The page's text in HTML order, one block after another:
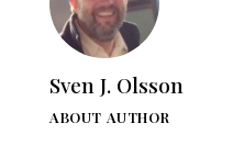
Sven J. Olsson
ABOUT AUTHOR